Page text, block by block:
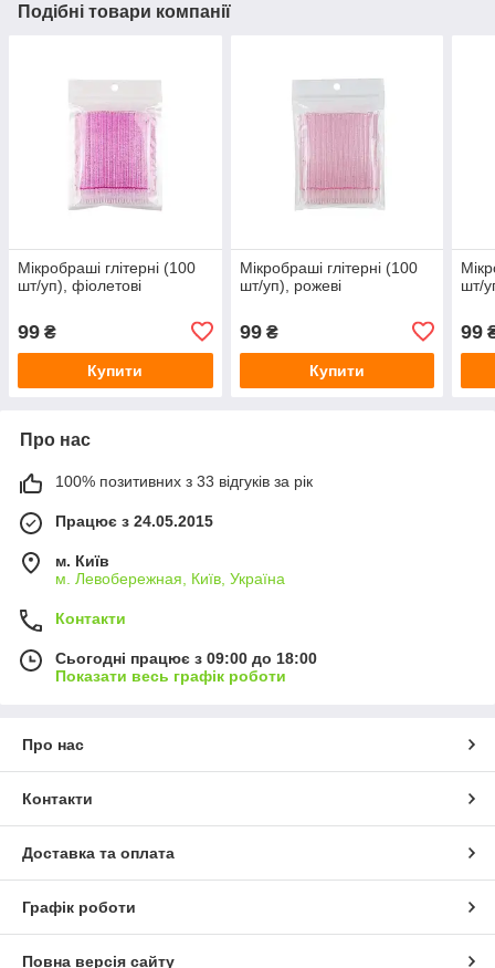
Подібні товари компанії
Мікробраші глітерні (100
шт/уп), фіолетові
99 ₴
Купити
Мікробраші глітерні (100
шт/уп), рожеві
99₴
Купити
шт/
99
Про нас
100% позитивних з 33 відгуків за рік
Працює з 24.05.2015
м. Київ
м. Левобережная, Київ, Україна
Контакти
Сьогодні працює з 09:00 до 18:00
Показати весь графік роботи
Про нас
Контакти
Доставка та оплата
Графік роботи
Повна версія сайту